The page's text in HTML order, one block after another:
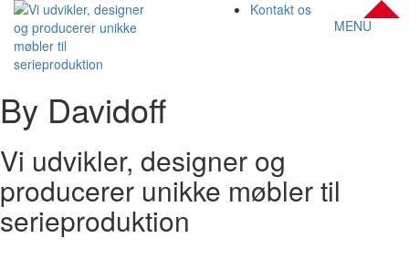
MENU
Kontakt os
By Davidoff
Vi udvikler, designer og
producerer unikke møbler til
serieproduktion